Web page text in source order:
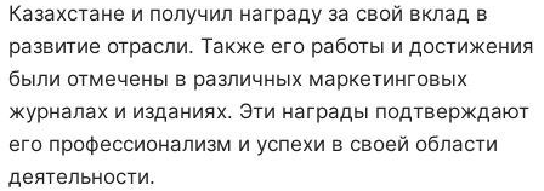
Казахстане и получил награду за свой вклад в
развитие отрасли. Также его работы и достижения
были отмечены в различных маркетинговых
журналах и изданиях. Эти награды подтверждают
его профессионализм и успехи в своей области
деятельности.